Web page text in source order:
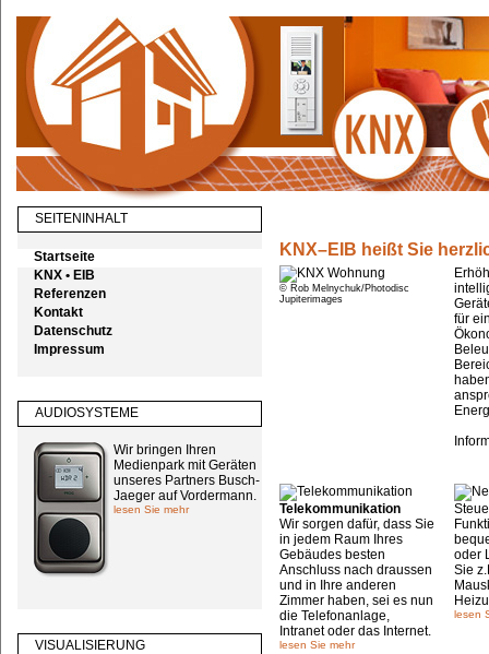
SEITENINHALT
Startseite
KNX • EIB
Referenzen
Kontakt
Datenschutz
Impressum
AUDIOSYSTEME
Wir bringen Ihren
Medienpark mit Geräten
unseres Partners Busch-
Jaeger auf Vordermann.
lesen Sie mehr
VISUALISIERUNG
KNX–EIB heißt Sie
© Rob Melnychuk/Photodisc
Jupiterimages
für
Telekommunikation
Wir sorgen dafür, dass Sie
in jedem Raum Ihres
Gebäudes besten
Anschluss nach draussen
und in Ihre anderen
Zimmer haben, sei es nun
die Telefonanlage,
Intranet oder das Internet.
lesen Sie mehr
oder
Sie
lesen